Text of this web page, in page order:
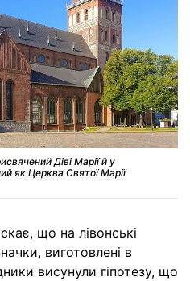
Діві Марії й у
як Церква Святої Марії
що на лівонські
виготовлені в
висунули гіпотезу, що